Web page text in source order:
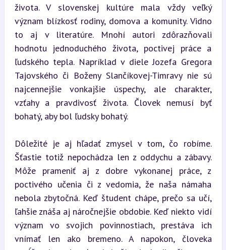
života. V slovenskej kultúre mala vždy veľký
význam blízkosť rodiny, domova a komunity. Vidno
to aj v literatúre. Mnohí autori zdôrazňovali
hodnotu jednoduchého života, poctivej práce a
ľudského tepla. Napríklad v diele Jozefa Gregora
Tajovského či Boženy Slančíkovej-Timravy nie sú
najcennejšie vonkajšie úspechy, ale charakter,
vzťahy a pravdivosť života. Človek nemusí byť
bohatý, aby bol ľudsky bohatý.
Dôležité je aj hľadať zmysel v tom, čo robíme.
Šťastie totiž nepochádza len z oddychu a zábavy.
Môže prameniť aj z dobre vykonanej práce, z
poctivého učenia či z vedomia, že naša námaha
nebola zbytočná. Keď študent chápe, prečo sa učí,
ľahšie znáša aj náročnejšie obdobie. Keď niekto vidí
význam vo svojich povinnostiach, prestáva ich
vnímať len ako bremeno. A napokon, človeka